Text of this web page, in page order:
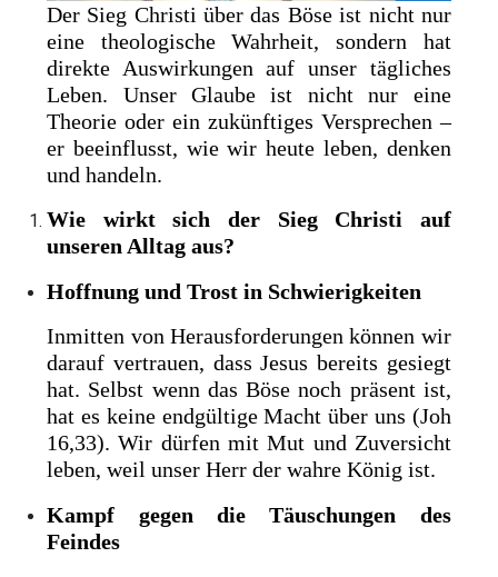
Der Sieg Christi über das Böse ist nicht nur
eine theologische Wahrheit, sondern hat
direkte Auswirkungen auf unser tägliches
Leben. Unser Glaube ist nicht nur eine
Theorie oder ein zukünftiges Versprechen –
er beeinflusst, wie wir heute leben, denken
und handeln.
Wie wirkt sich der Sieg Christi auf
unseren Alltag aus?
Hoffnung und Trost in Schwierigkeiten
Inmitten von Herausforderungen können wir
darauf vertrauen, dass Jesus bereits gesiegt
hat. Selbst wenn das Böse noch präsent ist,
hat es keine endgültige Macht über uns (Joh
16,33). Wir dürfen mit Mut und Zuversicht
leben, weil unser Herr der wahre König ist.
Kampf gegen die Täuschungen des
Feindes